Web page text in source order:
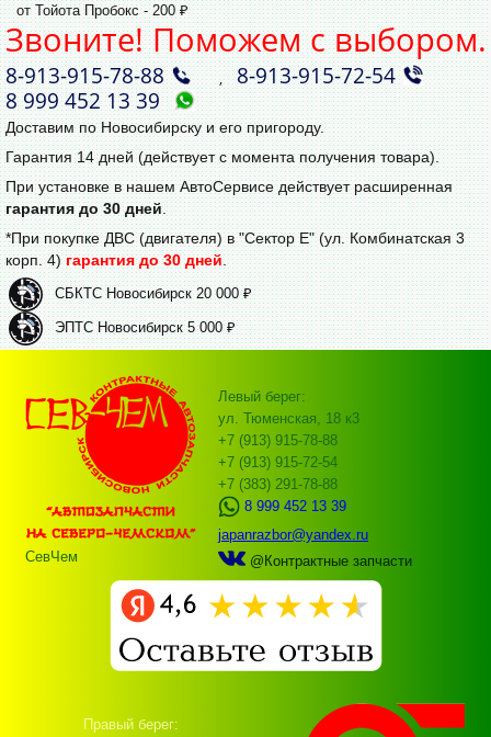
от Тойота Пробокс - 200 ₽
Звоните! Поможем с выбором.
8‑913‑915‑78‑88 ,8‑913‑915‑72‑54
8 999 452 13 39
Доставим по Новосибирску и его пригороду.
Гарантия 14 дней (действует с момента получения товара).
При установке в нашем АвтоСервисе действует расширенная
гарантия до 30 дней.
*При покупке ДВС (двигателя) в "Сектор Е" (ул. Комбинатская 3
корп. 4)гарантия до 30 дней.
СБКТС Новосибирск 20 000 ₽
ЭПТС Новосибирск 5 000 ₽
СевЧем
Левый берег:
ул. Тюменская, 18 к3
+7 (913) 915-78-88
+7 (913) 915-72-54
+7 (383) 291-78-88
8 999 452 13 39
japanrazbor@yandex.ru
@Контрактные запчасти
Правый берег: